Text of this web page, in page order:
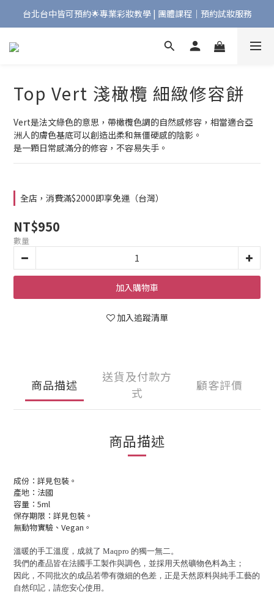
Bonjour!歡迎來到Maqpro | 全店2000免運🇫🇷
台北台中皆可預約🌟專業彩妝教學 | 團體課程｜預約試妝服務
Bonjour!歡迎來到Maqpro | 全店2000免運🇫🇷
Top Vert 淺橄欖 細緻修容餅
Vert是法文綠色的意思，帶橄欖色調的自然感修容，相當適合亞
洲人的膚色基底可以創造出柔和無僵硬感的陰影。
是一顆日常感滿分的修容，不容易失手。
全店，消費滿$2000即享免運（台灣）
NT$950
數量
加入購物車
加入追蹤清單
商品描述
送貨及付款方
式
顧客評價
商品描述
成份：詳見包裝。
產地：法國
容量：5ml
保存期限：詳見包裝。
無動物實驗、 Vegan 。
溫暖的手工溫度，成就了 Maqpro 的獨一無二。
我們的產品皆在法國手工製作與調色，並採用天然礦物色料為主；
因此，不同批次的成品若帶有微細的色差，正是天然原料與純手工藝的
自然印記，請您安心使用。